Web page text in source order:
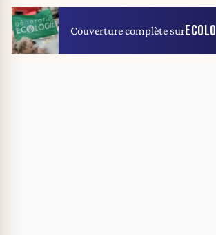
Couverture complète surECOLO